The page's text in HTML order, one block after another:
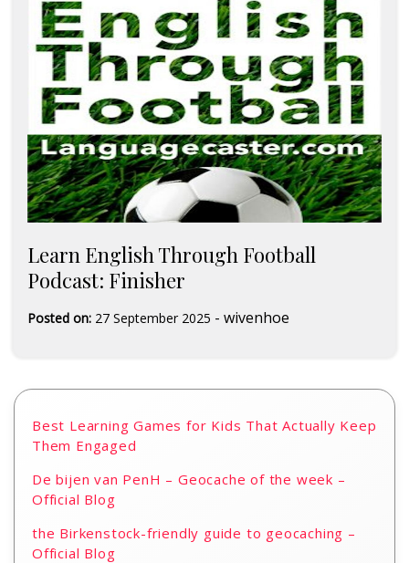
Learn English Through Football
Podcast: Finisher
Posted on: 27 September 2025 - wivenhoe
Best Learning Games for Kids That Actually Keep
Them Engaged
De bijen van PenH – Geocache of the week –
Official Blog
the Birkenstock-friendly guide to geocaching –
Official Blog